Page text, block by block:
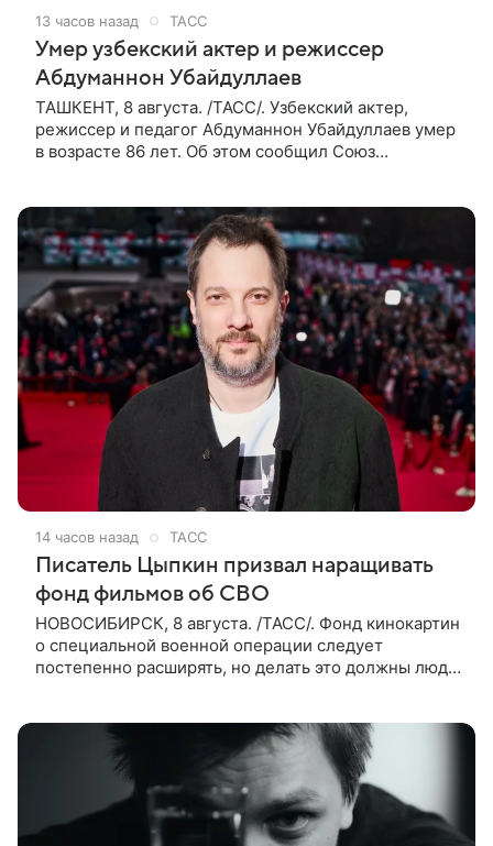
13 часов назад ТАСС
Умер узбекский актер и режиссер
Абдуманнон Убайдуллаев
ТАШКЕНТ, 8 августа. /ТАСС/. Узбекский актер,
режиссер и педагог Абдуманнон Убайдуллаев умер
в возрасте 86 лет. Об этом сообщил Союз
14 часов назад ТАСС
Писатель Цыпкин призвал наращивать
фонд фильмов об СВО
НОВОСИБИРСК, 8 августа. /ТАСС/. Фонд кинокартин
о специальной военной операции следует
постепенно расширять, но делать это должны люди,